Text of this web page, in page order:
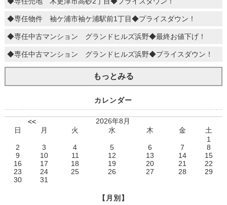
◆専任物件 袖ケ浦市袖ケ浦駅前1丁目◆プライスダウン！
◆専任中古マンション グランドヒルズ浜野◆最終お値下げ！
◆専任中古マンション グランドヒルズ浜野◆プライスダウン！
もっとみる
カレンダー
<<
2026年8月
日
月 火 水 木 金
土
1
2
3 4 5 6 7
8
9
10 11 12 13 14
15
16
17 18 19 20 21
22
23
24 25 26 27 28
29
30
31
【月別】